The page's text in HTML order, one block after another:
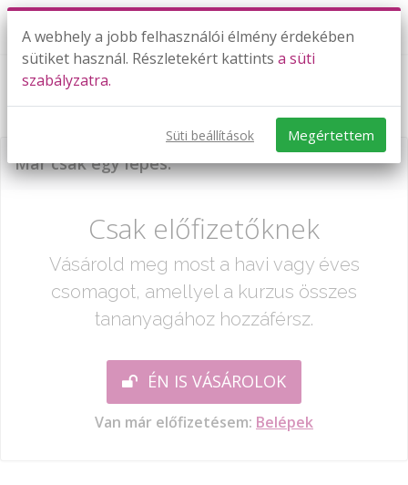
The first letter - TESZT
Már csak egy lépés:
Csak előfizetőknek
Vásárold meg most a havi vagy éves
csomagot, amellyel a kurzus összes
tananyagához hozzáférsz.
ÉN IS VÁSÁROLOK
Van már előfizetésem: Belépek
A webhely a jobb felhasználói élmény érdekében
sütiket használ. Részletekért kattints a süti
szabályzatra.
Süti beállítások Megértettem